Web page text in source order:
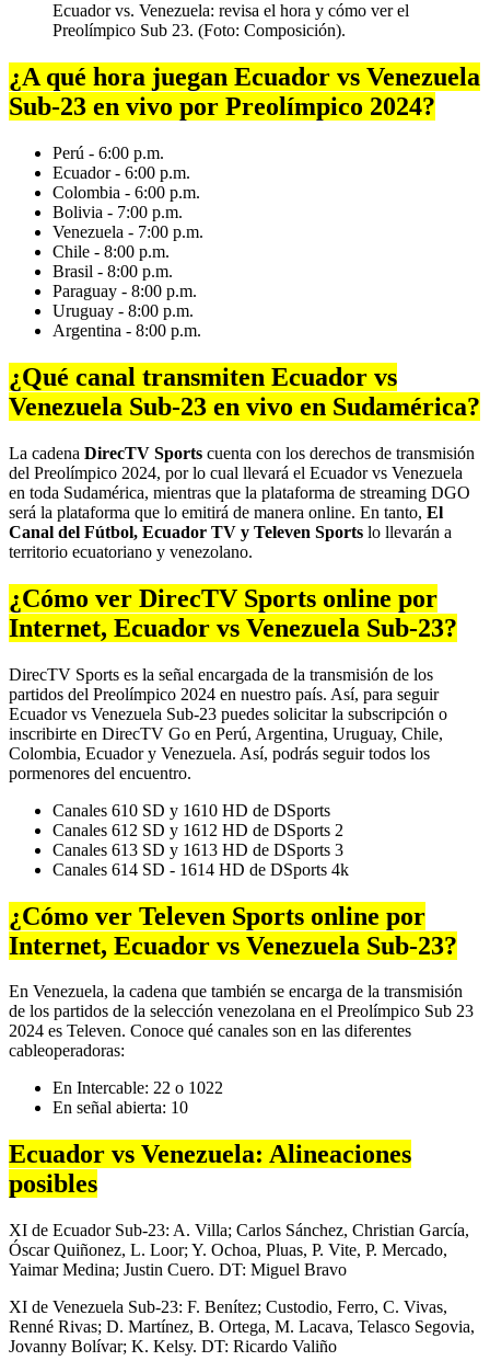
Ecuador vs. Venezuela: revisa el hora y cómo ver el
Preolímpico Sub 23. (Foto: Composición).
¿A qué hora juegan Ecuador vs Venezuela
Sub-23 en vivo por Preolímpico 2024?
Perú - 6:00 p.m.
Ecuador - 6:00 p.m.
Colombia - 6:00 p.m.
Bolivia - 7:00 p.m.
Venezuela - 7:00 p.m.
Chile - 8:00 p.m.
Brasil - 8:00 p.m.
Paraguay - 8:00 p.m.
Uruguay - 8:00 p.m.
Argentina - 8:00 p.m.
¿Qué canal transmiten Ecuador vs
Venezuela Sub-23 en vivo en Sudamérica?
La cadena DirecTV Sports cuenta con los derechos de transmisión
del Preolímpico 2024, por lo cual llevará el Ecuador vs Venezuela
en toda Sudamérica, mientras que la plataforma de streaming DGO
será la plataforma que lo emitirá de manera online. En tanto, El
Canal del Fútbol, Ecuador TV y Televen Sports lo llevarán a
territorio ecuatoriano y venezolano.
¿Cómo ver DirecTV Sports online por
Internet, Ecuador vs Venezuela Sub-23?
DirecTV Sports es la señal encargada de la transmisión de los
partidos del Preolímpico 2024 en nuestro país. Así, para seguir
Ecuador vs Venezuela Sub-23 puedes solicitar la subscripción o
inscribirte en DirecTV Go en Perú, Argentina, Uruguay, Chile,
Colombia, Ecuador y Venezuela. Así, podrás seguir todos los
pormenores del encuentro.
Canales 610 SD y 1610 HD de DSports
Canales 612 SD y 1612 HD de DSports 2
Canales 613 SD y 1613 HD de DSports 3
Canales 614 SD - 1614 HD de DSports 4k
¿Cómo ver Televen Sports online por
Internet, Ecuador vs Venezuela Sub-23?
En Venezuela, la cadena que también se encarga de la transmisión
de los partidos de la selección venezolana en el Preolímpico Sub 23
2024 es Televen. Conoce qué canales son en las diferentes
cableoperadoras:
En Intercable: 22 o 1022
En señal abierta: 10
Ecuador vs Venezuela: Alineaciones
posibles
XI de Ecuador Sub-23: A. Villa; Carlos Sánchez, Christian García,
Óscar Quiñonez, L. Loor; Y. Ochoa, Pluas, P. Vite, P. Mercado,
Yaimar Medina; Justin Cuero. DT: Miguel Bravo
XI de Venezuela Sub-23: F. Benítez; Custodio, Ferro, C. Vivas,
Renné Rivas; D. Martínez, B. Ortega, M. Lacava, Telasco Segovia,
Jovanny Bolívar; K. Kelsy. DT: Ricardo Valiño